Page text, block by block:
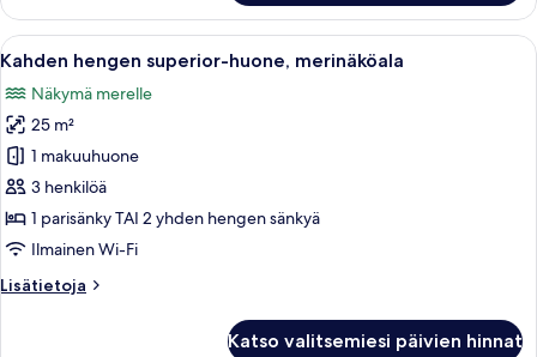
superior-
huone,
osittainen
Avaa
kaikki
huonetyypin
Kahden
hengen
superior-
huone,
merinäköala
Hotellihuone, jossa on sänky,
4
Kahden hengen superior-huone, merinäköala
Näkymä merelle
25 m²
1 makuuhuone
3 henkilöä
1 parisänky TAI 2 yhden hengen sänkyä
Ilmainen Wi-Fi
Lisätietoja
Lisätietoja
Katso valitsemiesi päivien hinnat